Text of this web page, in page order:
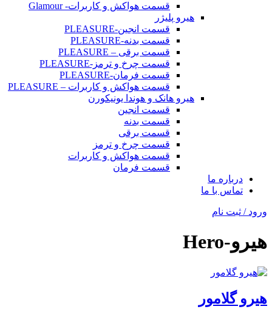
قسمت هواکش و کاربرات- Glamour
هیرو پلیژر
قسمت انجین-PLEASURE
قسمت بدنه-PLEASURE
قسمت برقی – PLEASURE
قسمت چرخ و ترمز-PLEASURE
قسمت فرمان-PLEASURE
قسمت هواکش و کاربرات – PLEASURE
هیرو هانک و هوندا یونیکورن
قسمت انجین
قسمت بدنه
قسمت برقی
قسمت چرخ و ترمز
قسمت هواکش و کاربرات
قسمت فرمان
درباره ما
تماس با ما
ورود / ثبت نام
هیرو-Hero
هیرو گلامور